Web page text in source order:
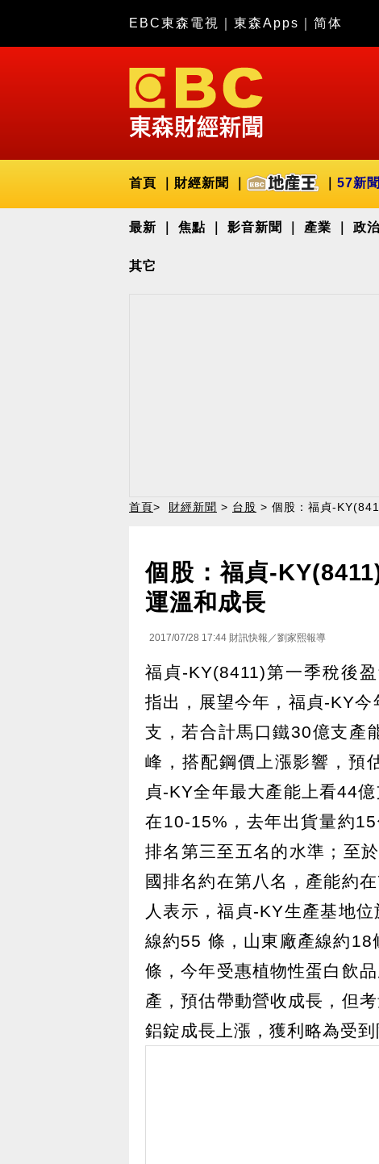
EBC東森電視 東森Apps 简体
首頁 財經新聞 57新
最新 焦點 影音新聞 產業 政
其它
首頁> 財經新聞 > 台股 > 個股：福貞-
個股：福貞-
運溫和成長
2017/07/28 17:44 財訊快報／劉家熙報導
福貞-KY(8411)第一季稅後
指出，展望今年，福貞-KY
支，若合計馬口鐵30億支產
峰，搭配鋼價上漲影響，預
貞-KY全年最大產能上看44
在10-15%，去年出貨量約
排名第三至五名的水準；至
國排名約在第八名，產能約
人表示，福貞-KY生產基地
線約55 條，山東廠產線約
條，今年受惠植物性蛋白飲
產，預估帶動營收成長，但
鋁錠成長上漲，獲利略為受到